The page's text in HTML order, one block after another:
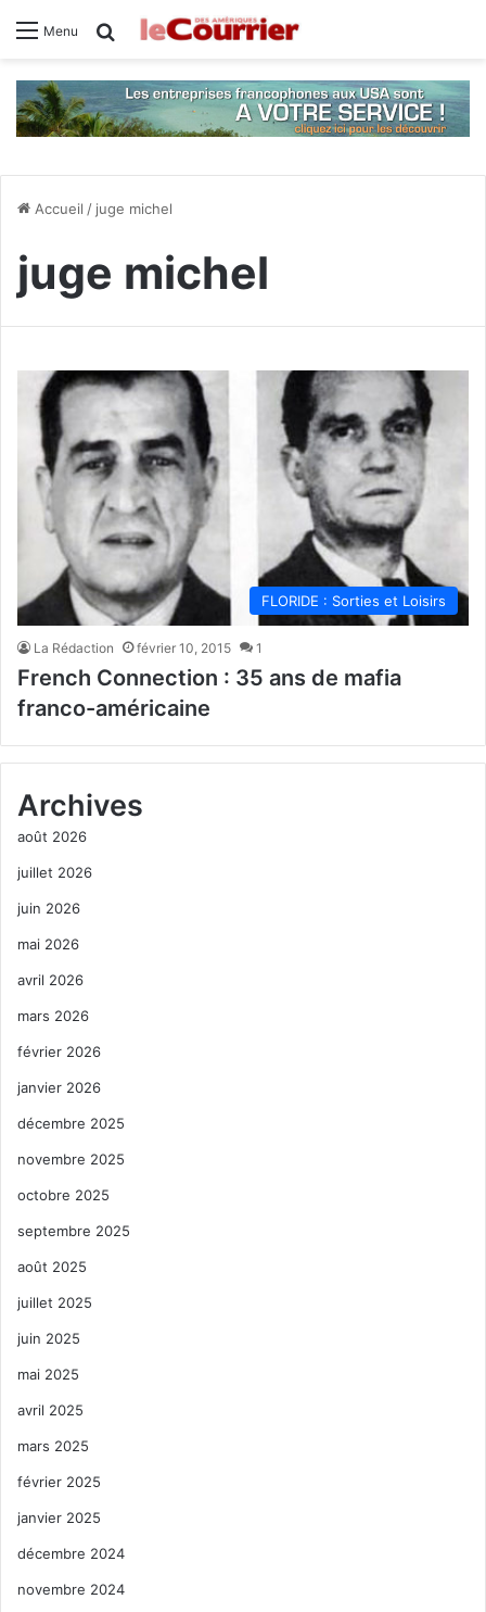
Menu Rechercher
Accueil / juge michel
juge michel
FLORIDE : Sorties et Loisirs
La Rédaction février 10, 2015 1
French Connection : 35 ans de mafia
franco-américaine
Archives
août 2026
juillet 2026
juin 2026
mai 2026
avril 2026
mars 2026
février 2026
janvier 2026
décembre 2025
novembre 2025
octobre 2025
septembre 2025
août 2025
juillet 2025
juin 2025
mai 2025
avril 2025
mars 2025
février 2025
janvier 2025
décembre 2024
novembre 2024